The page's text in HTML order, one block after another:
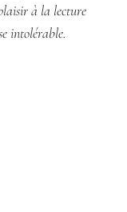
à la lecture
intolérable.